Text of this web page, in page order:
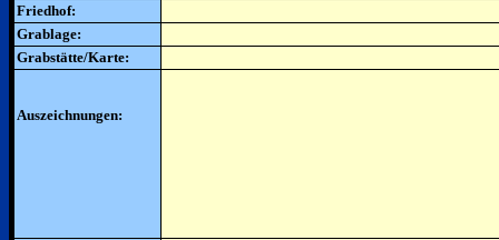
Friedhof:
Grablage:
Grabstätte/Karte:
Auszeichnungen: